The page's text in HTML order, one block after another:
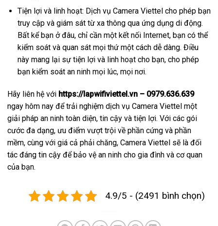
Tiện lợi và linh hoạt: Dịch vụ Camera Viettel cho phép bạn
truy cập và giám sát từ xa thông qua ứng dụng di động.
Bất kể bạn ở đâu, chỉ cần một kết nối Internet, bạn có thể
kiểm soát và quan sát mọi thứ một cách dễ dàng. Điều
này mang lại sự tiện lợi và linh hoạt cho bạn, cho phép
bạn kiểm soát an ninh mọi lúc, mọi nơi.
Hãy liên hệ với https://lapwifiviettel.vn – 0979.636.639
ngay hôm nay để trải nghiệm dịch vụ Camera Viettel một
giải pháp an ninh toàn diện, tin cậy và tiện lợi. Với các gói
cước đa dạng, ưu điểm vượt trội về phần cứng và phần
mềm, cùng với giá cả phải chăng, Camera Viettel sẽ là đối
tác đáng tin cậy để bảo vệ an ninh cho gia đình và cơ quan
của bạn.
4.9/5 - (2491 bình chọn)